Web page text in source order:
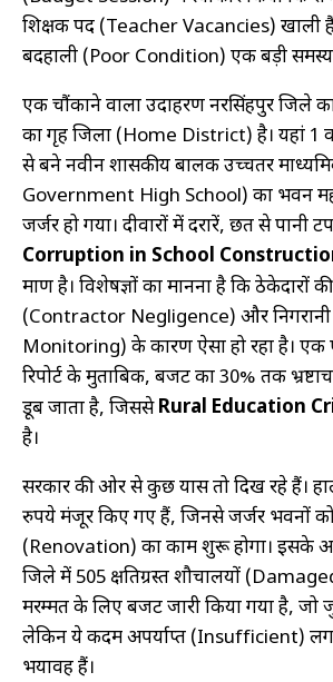
शिक्षक पद (Teacher Vacancies) खाली
बदहाली (Poor Condition) एक बड़ी
एक चौंकाने वाला उदाहरण नरसिंहपुर जिले का
का गृह जिला (Home District) है। यहां 1
से बने नवीन शासकीय बालक उच्चतर
Government High School) का भवन
जर्जर हो गया। दीवारों में दरारें, छत से पानी
Corruption in School
प्रमाण है। विशेषज्ञों का मानना है कि ठेकेदारों
(Contractor Negligence) और
Monitoring) के कारण ऐसा हो रहा है।
रिपोर्ट के मुताबिक, बजट का 30% तक
डूब जाता है, जिससेRural Education
है।
सरकार की ओर से कुछ प्रयास तो दिख रहे हैं।
रुपये मंजूर किए गए हैं, जिनसे जर्जर भवनों
(Renovation) का काम शुरू होगा। इसके
जिले में 505 क्षतिग्रस्त शौचालयों
मरम्मत के लिए बजट जारी किया गया है, जो
लेकिन ये कदम अपर्याप्त (Insufficient)
भयावह हैं।